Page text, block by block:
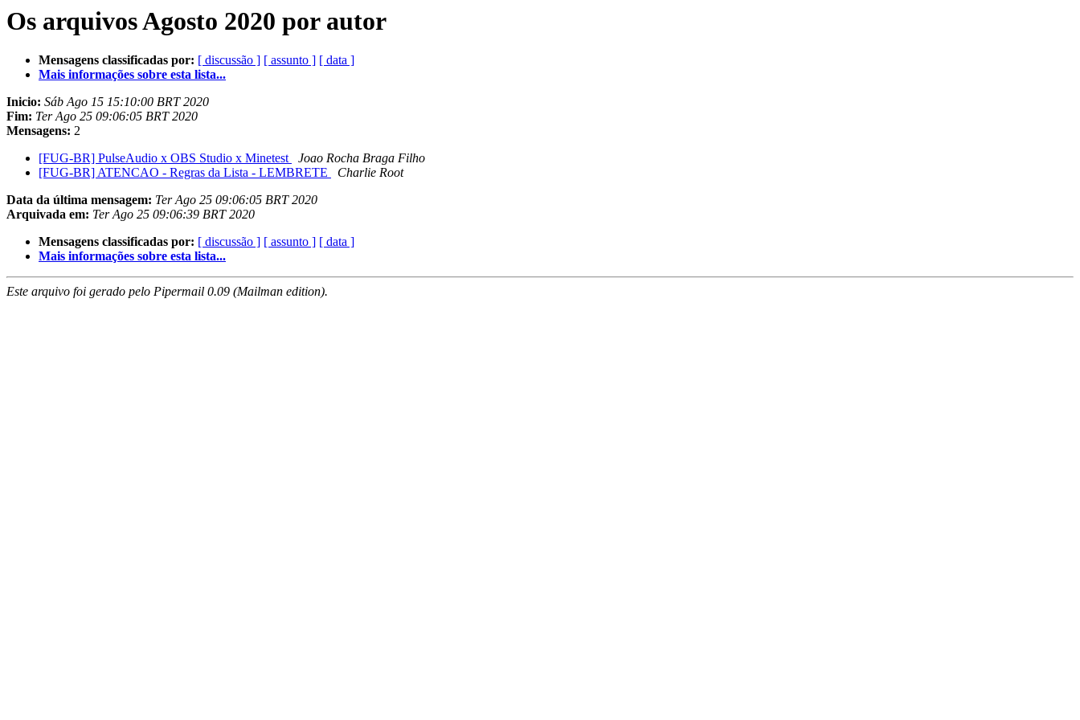
Os arquivos Agosto 2020 por autor
Mensagens classificadas por: [ discussão ] [ assunto ] [ data ]
Mais informações sobre esta lista...
Inicio: Sáb Ago 15 15:10:00 BRT 2020
Fim: Ter Ago 25 09:06:05 BRT 2020
Mensagens: 2
[FUG-BR] PulseAudio x OBS Studio x Minetest
Joao Rocha Braga Filho
[FUG-BR] ATENCAO - Regras da Lista - LEMBRETE
Charlie Root
Data da última mensagem: Ter Ago 25 09:06:05 BRT 2020
Arquivada em: Ter Ago 25 09:06:39 BRT 2020
Mensagens classificadas por: [ discussão ] [ assunto ] [ data ]
Mais informações sobre esta lista...
Este arquivo foi gerado pelo Pipermail 0.09 (Mailman edition).